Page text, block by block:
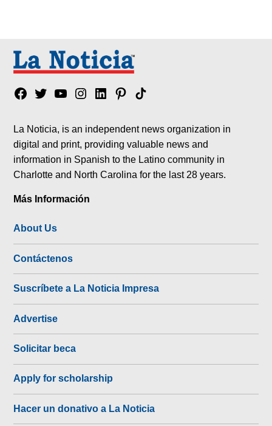
Facebook
TwitterYouTubeInstagram
LinkedinPinterest
Tik
La Noticia, is an independent news organization in
digital and print, providing valuable news and
information in Spanish to the Latino community in
Charlotte and North Carolina for the last 28 years.
Más Información
About Us
Contáctenos
Suscríbete a La Noticia Impresa
Advertise
Solicitar beca
Apply for scholarship
Hacer un donativo a La Noticia